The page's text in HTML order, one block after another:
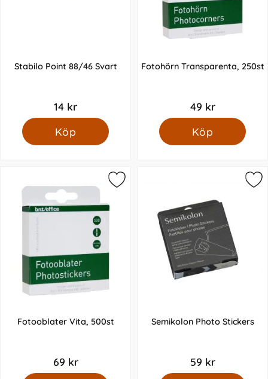
Stabilo Point 88/46 Svart
14 kr
Köp
Fotohörn Transparenta, 250st
49 kr
Köp
Fotooblater Vita, 500st
69 kr
Semikolon Photo Stickers
59 kr